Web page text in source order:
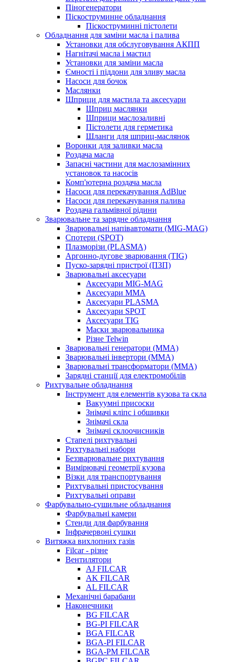
Піногенератори
Піскоструминне обладнання
Піскоструминні пістолети
Обладнання для заміни масла і палива
Установки для обслуговування АКПП
Нагнітачі масла і мастил
Установки для заміни масла
Ємності і піддони для зливу масла
Насоси для бочок
Маслянки
Шприци для мастила та аксесуари
Шприц маслянки
Шприци маслозаливні
Пістолети для герметика
Шланги для шприц-маслянок
Воронки для заливки масла
Роздача масла
Запасні частини для маслозамінних
установок та насосів
Комп'ютерна роздача масла
Насоси для перекачування AdBlue
Насоси для перекачування палива
Роздача гальмівної рідини
Зварювальне та зарядне обладнання
Зварювальні напівавтомати (MIG-MAG)
Спотери (SPOT)
Плазморізи (PLASMA)
Аргонно-дугове зварювання (TIG)
Пуско-зарядні пристрої (ПЗП)
Зварювальні аксесуари
Аксесуари MIG-MAG
Аксесуари MMA
Аксесуари PLASMA
Аксесуари SPOT
Аксесуари TIG
Маски зварювальника
Різне Telwin
Зварювальні генератори (MMA)
Зварювальні інвертори (MMA)
Зварювальні трансформатори (MMA)
Зарядні станції для електромобілів
Рихтувальне обладнання
Інструмент для елементів кузова та скла
Вакуумні присоски
Знімачі кліпс і обшивки
Знімачі скла
Знімачі склоочисників
Стапелі рихтувальні
Рихтувальні набори
Беззварювальне рихтування
Вимірювачі геометрії кузова
Візки для транспортування
Рихтувальні пристосування
Рихтувальні оправи
Фарбувально-сушильне обладнання
Фарбувальні камери
Стенди для фарбування
Інфрачервоні сушки
Витяжка вихлопних газів
Filcar - різне
Вентилятори
AJ FILCAR
AK FILCAR
AL FILCAR
Механічні барабани
Наконечники
BG FILCAR
BG-PI FILCAR
BGA FILCAR
BGA-PI FILCAR
BGA-PM FILCAR